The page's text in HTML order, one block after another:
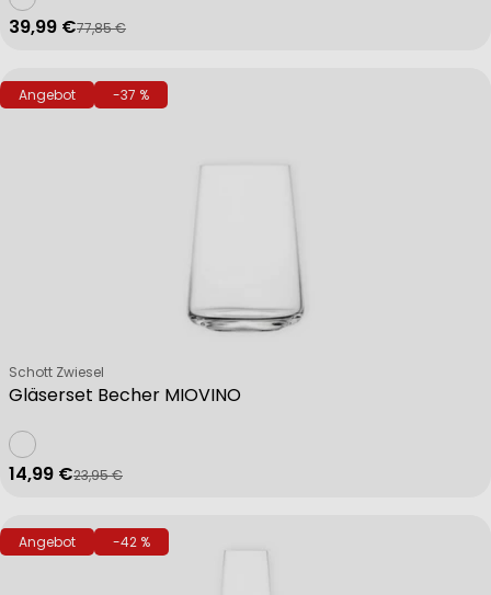
Verkaufspreis
39,99 €
Regulärer Preis
77,85 €
Angebot -37 %
Gläserset Becher MIOVINO
Verkäufer:
Schott Zwiesel
Verkaufspreis
14,99 €
Regulärer Preis
23,95 €
Angebot -42 %